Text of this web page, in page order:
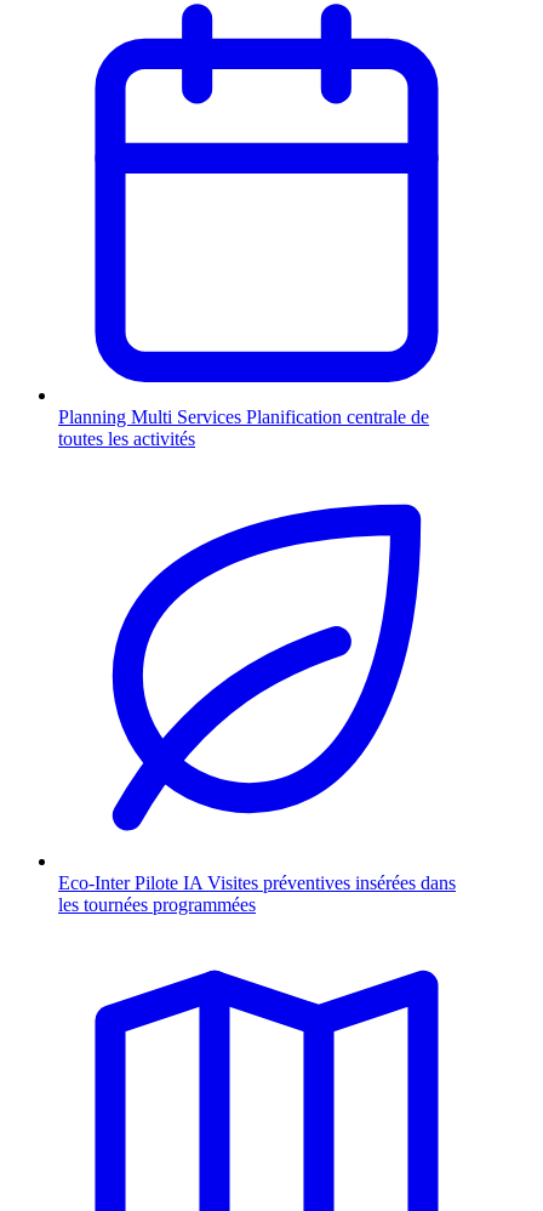
Planning Multi Services Planification centrale de
toutes les activités
Eco-Inter Pilote IA Visites préventives insérées dans
les tournées programmées